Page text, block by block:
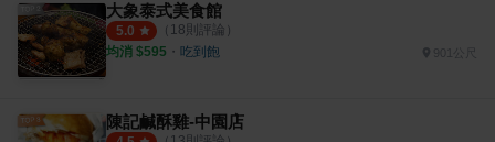
大象泰式美食館
5.0 （ 18則評論）
均消 $595 ・ 吃到飽
陳記鹹酥雞-中園店